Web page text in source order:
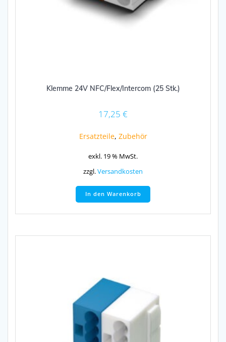
Klemme 24V NFC/Flex/Intercom (25 Stk.)
17,25 €
Ersatzteile, Zubehör
exkl. 19 % MwSt.
zzgl.Versandkosten
In den Warenkorb